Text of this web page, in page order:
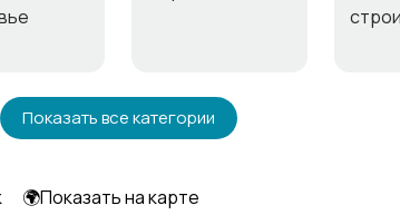
Ремонт техники
Показать все категории
🌍Показать на карте